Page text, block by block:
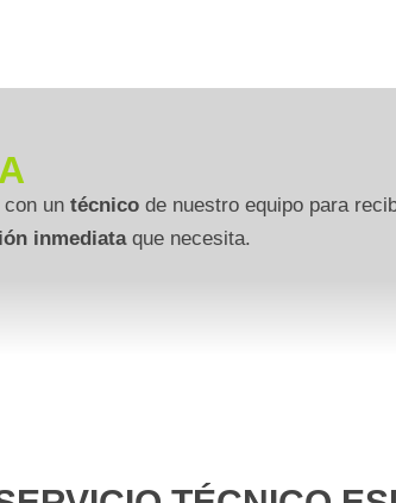
un técnico de nuestro equipo para
inmediataque necesita.